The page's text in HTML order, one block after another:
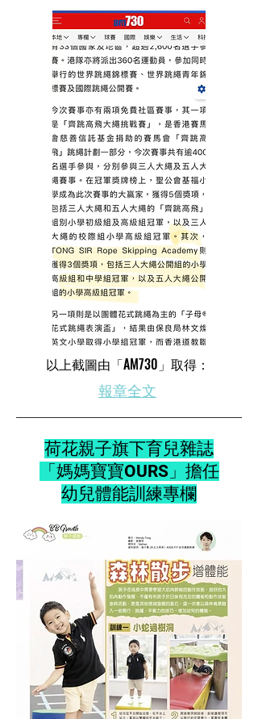
​以上截圖由「AM730」取得：
​報章全文
荷花親子旗下育兒雜誌
「媽媽寶寶OURS」擔任
幼兒體能訓練專欄